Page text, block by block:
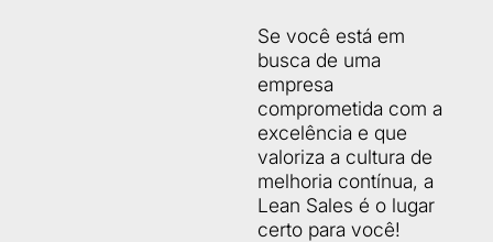
Se você está em
busca de uma
empresa
comprometida com a
excelência e que
valoriza a cultura de
melhoria contínua, a
Lean Sales é o lugar
certo para você!